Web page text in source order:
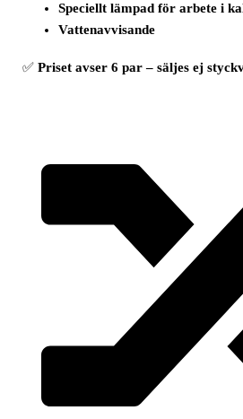
Speciellt lämpad för arbete i
Vattenavvisande
✅Priset avser 6 par – säljes ej